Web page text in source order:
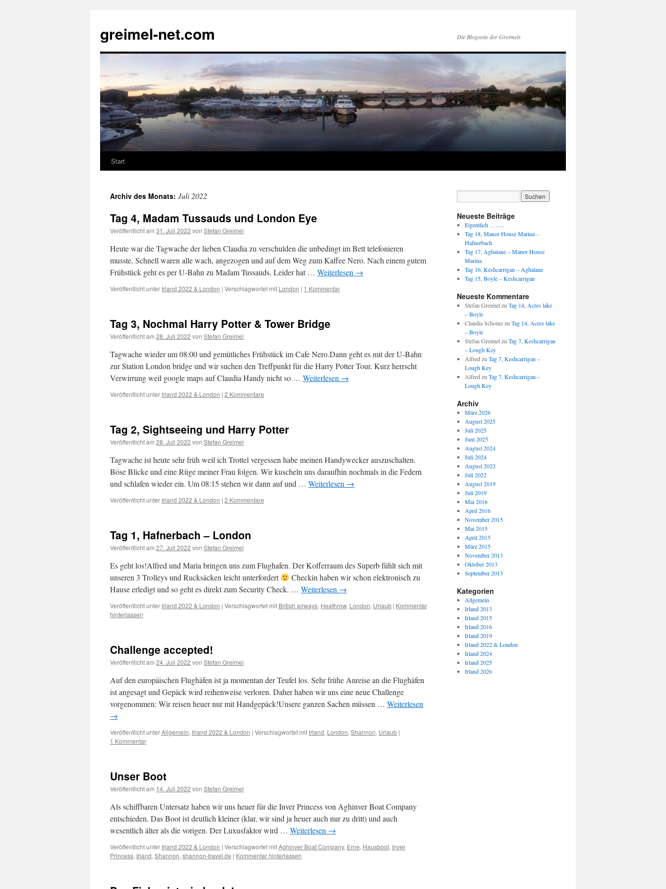
springen
greimel-net.com Die Blogseite der Greimels
Start
Archiv des Monats: Juli 2022
Tag 4, Madam Tussauds und London Eye
Veröffentlicht am 31. Juli 2022 von Stefan Greimel
Heute war die Tagwache der lieben Claudia zu verschulden die unbedingt im Bett telefonieren
musste. Schnell waren alle wach, angezogen und auf dem Weg zum Kaffee Nero. Nach einem gutem
Frühstück geht es per U-Bahn zu Madam Tussauds. Leider hat … Weiterlesen →
Veröffentlicht unter Irland 2022 & London | Verschlagwortet mit London | 1 Kommentar
Tag 3, Nochmal Harry Potter & Tower Bridge
Veröffentlicht am 28. Juli 2022 von Stefan Greimel
Tagwache wieder um 08:00 und gemütliches Frühstück im Cafe Nero.Dann geht es mit der U-Bahn
zur Station London bridge und wir suchen den Treffpunkt für die Harry Potter Tour. Kurz herrscht
Verwirrung weil google maps auf Claudia Handy nicht so … Weiterlesen →
Veröffentlicht unter Irland 2022 & London | 2 Kommentare
Tag 2, Sightseeing und Harry Potter
Veröffentlicht am 28. Juli 2022 von Stefan Greimel
Tagwache ist heute sehr früh weil ich Trottel vergessen habe meinen Handywecker auszuschalten.
Böse Blicke und eine Rüge meiner Frau folgen. Wir kuscheln uns daraufhin nochmals in die Federn
und schlafen wieder ein. Um 08:15 stehen wir dann auf und … Weiterlesen →
Veröffentlicht unter Irland 2022 & London | 2 Kommentare
Tag 1, Hafnerbach – London
Veröffentlicht am 27. Juli 2022 von Stefan Greimel
Es geht los!Alfred und Maria bringen uns zum Flughafen. Der Kofferraum des Superb fühlt sich mit
unseren 3 Trolleys und Rucksäcken leicht unterfordert
Checkin haben wir schon elektronisch zu
Hause erledigt und so geht es direkt zum Security Check. … Weiterlesen →
Veröffentlicht unter Irland 2022 & London | Verschlagwortet mit British airways, Heathrow, London, Urlaub | Kommentar
hinterlassen
Challenge accepted!
Veröffentlicht am 24. Juli 2022 von Stefan Greimel
Auf den europäischen Flughäfen ist ja momentan der Teufel los. Sehr frühe Anreise an die Flughäfen
ist angesagt und Gepäck wird reihenweise verloren. Daher haben wir uns eine neue Challenge
vorgenommen: Wir reisen heuer nur mit Handgepäck!Unsere ganzen Sachen müssen … Weiterlesen
→
Veröffentlicht unterAllgemein, Irland 2022 & London | Verschlagwortet mit Irland, London, Shannon, Urlaub |
1 Kommentar
Unser Boot
Veröffentlicht am 14. Juli 2022 von Stefan Greimel
Als schiffbaren Untersatz haben wir uns heuer für die Inver Princess von Aghinver Boat Company
entschieden. Das Boot ist deutlich kleiner (klar, wir sind ja heuer auch nur zu dritt) und auch
wesentlich älter als die vorigen. Der Luxusfaktor wird … Weiterlesen →
Veröffentlicht unter Irland 2022 & London | Verschlagwortet mitAghinver Boat Company, Erne, Hausboot, Inver
Princess, Irland, Shannon, shannon-travel.de | Kommentar hinterlassen
Neueste Beiträge
Eigentlich ……..
Tag 18, Manor House Marina –
Hafnerbach
Tag 17, Aghalane – Manor House
Marina
Tag 16, Keshcarrigan – Aghalane
Tag 15, Boyle – Keshcarrigan
Neueste Kommentare
Stefan Greimelzu Tag 14, Acres lake
– Boyle
Claudia Schoinzzu Tag 14, Acres lake
– Boyle
Stefan Greimelzu Tag 7, Keshcarrigan
– Lough Key
Alfred zu Tag 7, Keshcarrigan –
Lough Key
Alfred zu Tag 7, Keshcarrigan –
Lough Key
Archiv
März 2026
August 2025
Juli 2025
Juni 2025
August 2024
Juli 2024
August 2022
Juli 2022
August 2019
Juli 2019
Mai 2016
April 2016
November 2015
Mai 2015
April 2015
März 2015
November 2013
Oktober 2013
September 2013
Kategorien
Allgemein
Irland 2013
Irland 2015
Irland 2016
Irland 2019
Irland 2022 & London
Irland 2024
Irland 2025
Irland 2026